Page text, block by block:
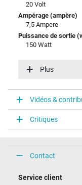
20 Volt
Ampérage (ampère)
7,5 Ampere
Puissance de sortie
150 Watt
100-240V / 50-60Hz
Connecteur du
Type / forme du
rond(e) / 90° coudé
11,2 mm
Plus
Vidéos &
Critiques
Contact
Service client